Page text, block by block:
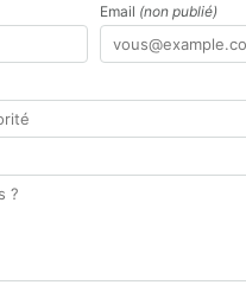
Email (non publié)